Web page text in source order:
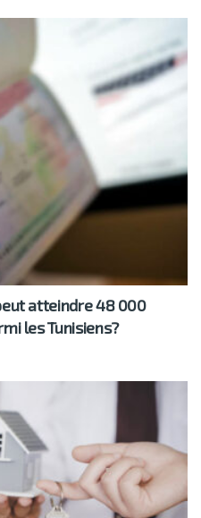
atteindre 48 000
les Tunisiens?